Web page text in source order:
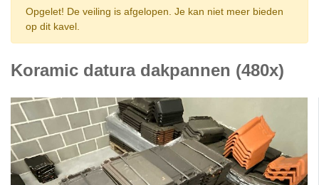
Opgelet! De veiling is afgelopen. Je kan niet meer bieden
op dit kavel.
Koramic datura dakpannen (480x)